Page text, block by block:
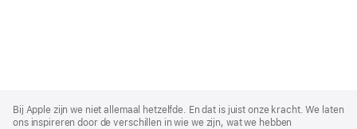
Footer
Bij Apple zijn we niet allemaal hetzelfde. En dat is juist onze kracht. We laten
ons inspireren door de verschillen in wie we zijn, wat we hebben